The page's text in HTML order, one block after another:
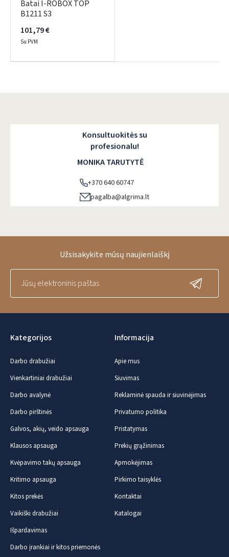
Batai I-ROBOX TOP
B1211 S3
101,79 €
Su PVM
Konsultuokitės su
profesionalu!
MONIKA TARUTYTĖ
+370 640 60747
pagalba@algrima.lt
Kategorijos
Darbo drabužiai
Vienkartiniai drabužiai
Darbo avalynė
Darbo pirštinės
Galvos, akių, veido apsauga
Klausos apsauga
Kvėpavimo takų apsauga
Kritimo apsauga
Kitos prekės
Vaikiški drabužiai
Išpardavimas
Darbo įrankiai ir kitos priemonės
Informacija
Apie mus
Siuvimas
Reklaminė spauda ir siuvinėjimas
Privatumo politika
Pristatymas
Prekių grąžinimas
Apmokėjimas
Pirkimo taisyklės
Kontaktai
Katalogai
Užsisakykite mūsų naujienlaiškį